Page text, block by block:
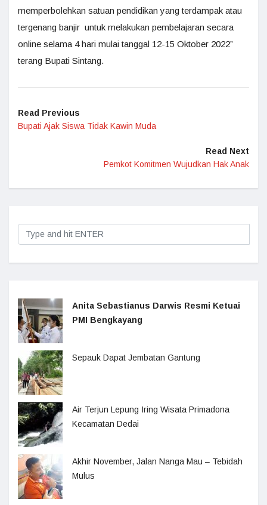
memperbolehkan satuan pendidikan yang terdampak atau
tergenang banjir untuk melakukan pembelajaran secara
online selama 4 hari mulai tanggal 12-15 Oktober 2022”
terang Bupati Sintang.
Read Previous
Bupati Ajak Siswa Tidak Kawin Muda
Read Next
Pemkot Komitmen Wujudkan Hak Anak
Anita Sebastianus Darwis Resmi Ketuai
PMI Bengkayang
Sepauk Dapat Jembatan Gantung
Air Terjun Lepung Iring Wisata Primadona
Kecamatan Dedai
Akhir November, Jalan Nanga Mau – Tebidah
Mulus